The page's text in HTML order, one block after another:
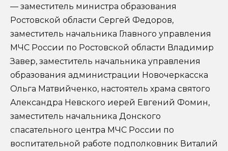
— заместитель министра образования
Ростовской области Сергей Федоров,
заместитель начальника Главного управления
МЧС России по Ростовской области Владимир
Завер, заместитель начальника управления
образования администрации Новочеркасска
Ольга Матвийченко, настоятель храма святого
Александра Невского иерей Евгений Фомин,
заместитель начальника Донского
спасательного центра МЧС России по
воспитательной работе подполковник Виталий